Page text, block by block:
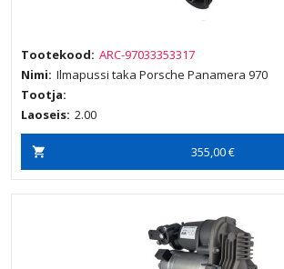
Tootekood: ARC-97033353317
Nimi: Ilmapussi taka Porsche Panamera 970
Tootja:
Laoseis: 2.00
355,00 €